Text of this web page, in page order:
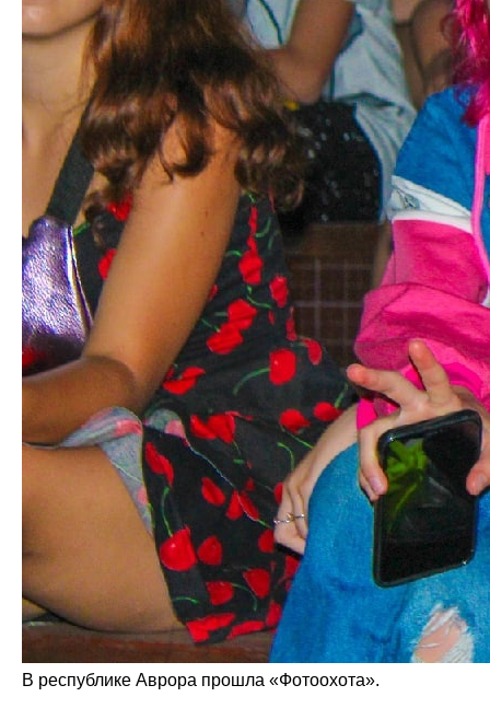
В республике Аврора прошла «Фотоохота».